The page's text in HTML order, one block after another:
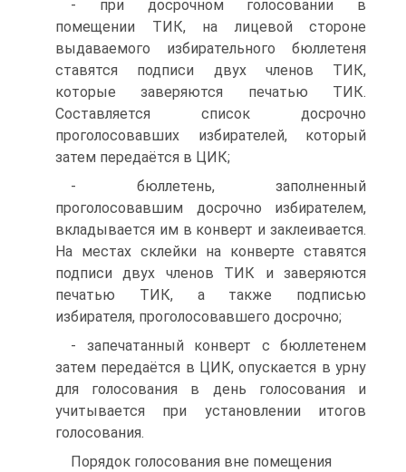
- при досрочном голосовании в
помещении ТИК, на лицевой стороне
выдаваемого избирательного бюллетеня
ставятся подписи двух членов ТИК,
которые заверяются печатью ТИК.
Составляется список досрочно
проголосовавших избирателей, который
затем передаётся в ЦИК;
- бюллетень, заполненный
проголосовавшим досрочно избирателем,
вкладывается им в конверт и заклеивается.
На местах склейки на конверте ставятся
подписи двух членов ТИК и заверяются
печатью ТИК, а также подписью
избирателя, проголосовавшего досрочно;
- запечатанный конверт с бюллетенем
затем передаётся в ЦИК, опускается в урну
для голосования в день голосования и
учитывается при установлении итогов
голосования.
Порядок голосования вне помещения